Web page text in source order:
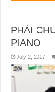
PHẢI
PIANO
July 2, 2017